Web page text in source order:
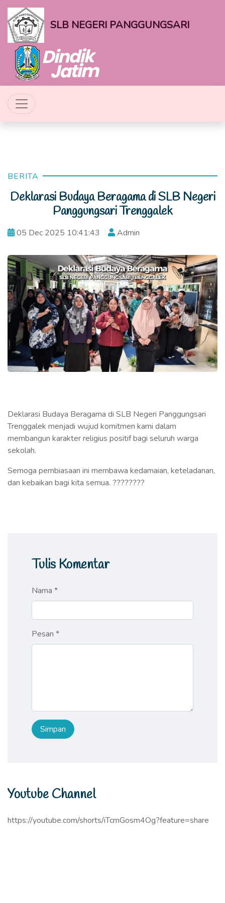
SLB NEGERI PANGGUNGSARI
BERITA
Deklarasi Budaya Beragama di SLB Negeri
Panggungsari Trenggalek
05 Dec 2025 10:41:43 Admin
Deklarasi Budaya Beragama di SLB Negeri Panggungsari
Trenggalek menjadi wujud komitmen kami dalam
membangun karakter religius positif bagi seluruh warga
sekolah.
Semoga pembiasaan ini membawa kedamaian, keteladanan,
dan kebaikan bagi kita semua. ????????
Tulis Komentar
Nama *
Pesan *
Youtube Channel
https://youtube.com/shorts/iTcmGosm4Og?feature=share